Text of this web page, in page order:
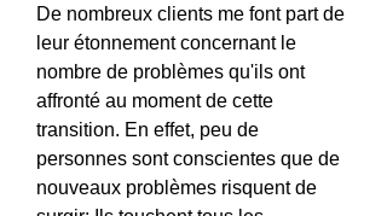
De nombreux clients me font part de
leur étonnement concernant le
nombre de problèmes qu'ils ont
affronté au moment de cette
transition. En effet, peu de
personnes sont conscientes que de
nouveaux problèmes risquent de